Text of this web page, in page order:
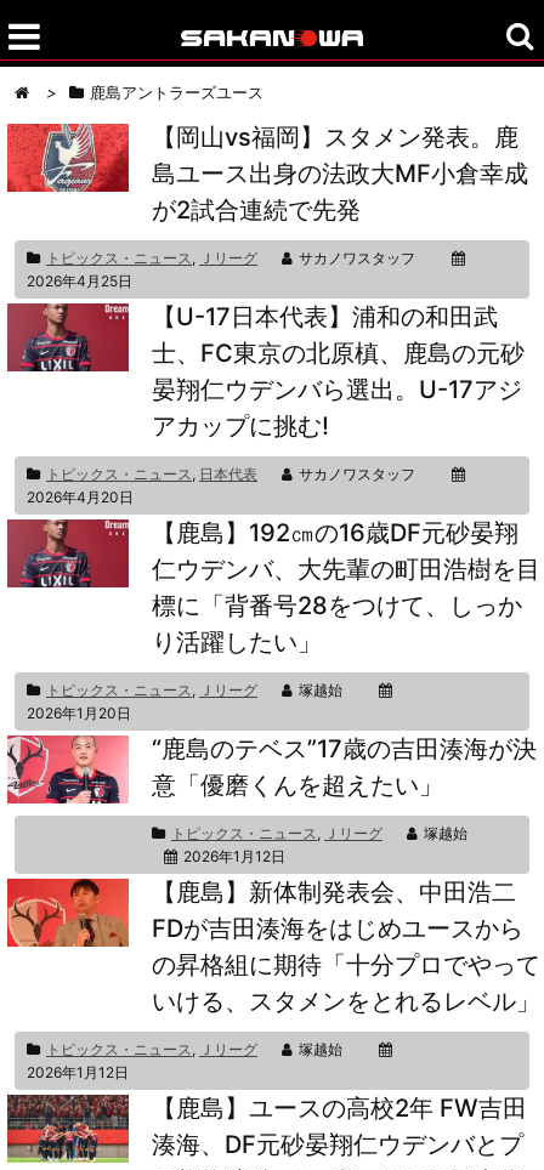
> 鹿島アントラーズユース
【岡山vs福岡】スタメン発表。鹿
島ユース出身の法政大MF小倉幸成
が2試合連続で先発
トピックス・ニュース, Ｊリーグ
サカノワスタッフ
2026年4月25日
【U-17日本代表】浦和の和田武
士、FC東京の北原槙、鹿島の元砂
晏翔仁ウデンバら選出。U-17アジ
アカップに挑む!
トピックス・ニュース, 日本代表
サカノワスタッフ
2026年4月20日
【鹿島】192㎝の16歳DF元砂晏翔
仁ウデンバ、大先輩の町田浩樹を目
標に「背番号28をつけて、しっか
り活躍したい」
トピックス・ニュース, Ｊリーグ
塚越始
2026年1月20日
“鹿島のテベス”17歳の吉田湊海が決
意「優磨くんを超えたい」
トピックス・ニュース, Ｊリーグ
塚越始
2026年1月12日
【鹿島】新体制発表会、中田浩二
FDが吉田湊海をはじめユースから
の昇格組に期待「十分プロでやって
いける、スタメンをとれるレベル」
トピックス・ニュース, Ｊリーグ
塚越始
2026年1月12日
【鹿島】ユースの高校2年 FW吉田
湊海、DF元砂晏翔仁ウデンバとプ